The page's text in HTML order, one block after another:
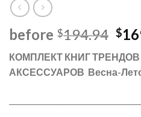
before $194.94 $
КОМПЛЕКТ КНИГ
АКСЕССУАРОВ Весна-